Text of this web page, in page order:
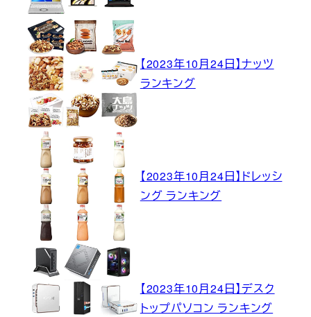
【2023年10月24日】ナッツ
ランキング
【2023年10月24日】ドレッシ
ング ランキング
【2023年10月24日】デスク
トップパソコン ランキング